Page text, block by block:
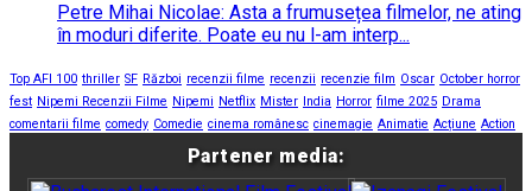
Petre Mihai Nicolae: Asta a frumusețea filmelor, ne ating
în moduri diferite. Poate eu nu l-am interp...
Top AFI 100 thriller SF Război recenzii filme recenzii recenzie film Oscar October horror
fest Nipemi Recenzii Filme Nipemi Netflix Mister India Horror filme 2025 Drama
comentarii filme comedy Comedie cinema românesc cinemagie Animatie Acțiune Action
Partener media: